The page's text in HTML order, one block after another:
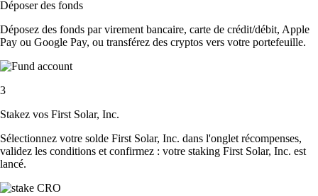
Déposer des fonds
Déposez des fonds par virement bancaire, carte de crédit/débit, Apple
Pay ou Google Pay, ou transférez des cryptos vers votre portefeuille.
3
Stakez vos First Solar, Inc.
Sélectionnez votre solde First Solar, Inc. dans l'onglet récompenses,
validez les conditions et confirmez : votre staking First Solar, Inc. est
lancé.